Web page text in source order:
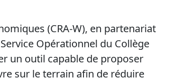
(CRA-W), en partenariat
Opérationnel du Collège
un outil capable de proposer
sur le terrain afin de réduire